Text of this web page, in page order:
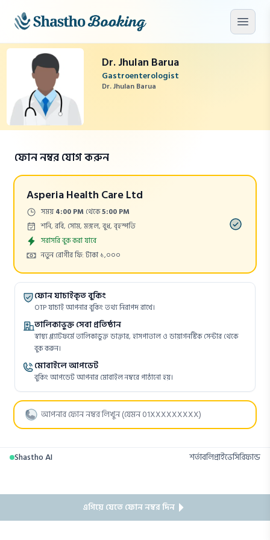
মেনু
Dr. Jhulan Barua
Gastroenterologist
Dr. Jhulan Barua
ফোন নম্বর যোগ করুন
Asperia Health Care Ltd
Time:সময়4:00 PM থেকে5:00 PM
Days:শনি, রবি, সোম, মঙ্গল, বুধ, বৃহস্পতি
Appointment
সরাসরি বুক করা যাবে
Cost:নতুন রোগীর ফি: টাকা ১,০০০
ফোন যাচাইকৃত বুকিং
OTP যাচাই আপনার বুকিং তথ্য নিরাপদ রাখে।
তালিকাভুক্ত সেবা প্রতিষ্ঠান
স্বাস্থ্য প্ল্যাটফর্মে তালিকাভুক্ত ডাক্তার, হাসপাতাল ও ডায়াগনস্টিক সেন্টার থেকে
বুক করুন।
মোবাইলে আপডেট
বুকিং আপডেট আপনার মোবাইল নম্বরে পাঠানো হয়।
এগিয়ে যেতে ফোন নম্বর দিন
Shastho AI শর্তাবলিপ্রাইভেসিরিফান্ড